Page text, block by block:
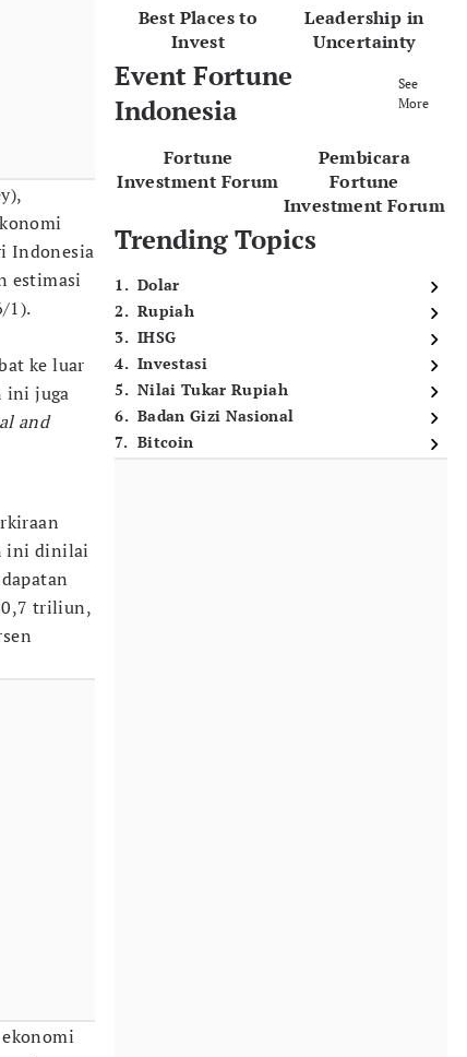
Indonesia
estimasi
1).
ke luar
ini juga
and
ini dinilai
triliun,
Best Places to
Invest
Leadership in
Uncertainty
Event Fortune
Indonesia
See
More
Fortune
Investment Forum
Pembicara
Fortune
Investment Forum
Trending Topics
1. Dolar
2. Rupiah
3. IHSG
4. Investasi
5. Nilai Tukar Rupiah
6. Badan Gizi Nasional
7. Bitcoin